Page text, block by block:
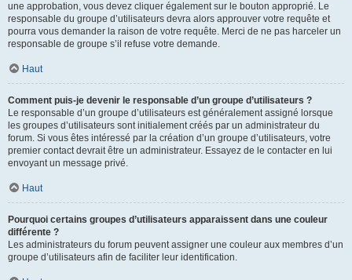
une approbation, vous devez cliquer également sur le bouton approprié. Le
responsable du groupe d’utilisateurs devra alors approuver votre requête et
pourra vous demander la raison de votre requête. Merci de ne pas harceler un
responsable de groupe s’il refuse votre demande.
Haut
Comment puis-je devenir le responsable d’un groupe d’utilisateurs ?
Le responsable d’un groupe d’utilisateurs est généralement assigné lorsque
les groupes d’utilisateurs sont initialement créés par un administrateur du
forum. Si vous êtes intéressé par la création d’un groupe d’utilisateurs, votre
premier contact devrait être un administrateur. Essayez de le contacter en lui
envoyant un message privé.
Haut
Pourquoi certains groupes d’utilisateurs apparaissent dans une couleur
différente ?
Les administrateurs du forum peuvent assigner une couleur aux membres d’un
groupe d’utilisateurs afin de faciliter leur identification.